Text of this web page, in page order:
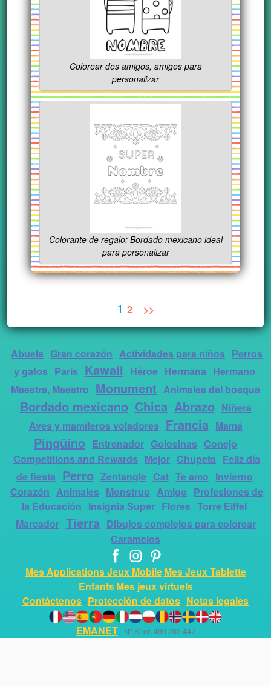
Colorear dos amigos, amigos para
personalizar
Colorante de regalo: Bordado mexicano ideal
para personalizar
1 2 >>
Abuela Gran corazón Actividades para niños Perros
y gatos Paris Kawaii Héroe Hermana Hermano
Maestra, Maestro Monument Animales del bosque
Bordado mexicano Chica Abrazo Niñera
Aves y mamíferos voladores Francia Mamá
Pingüino Entrenador Golosinas Conejo
Competitions and Rewards Mejor Chupeta Feliz día
de fiesta Perro Zentangle Cat Te amo Invierno
Corazón Animales Monstruo Amigo Profesiones de
la Educación Insignia Super Flores Torre Eiffel
Marcador Tierra Dibujos complejos para colorear
Caramelos
Mes Applications Jeux MobileMes Jeux Tablette
EnfantsMes jeux virtuels
Contáctenos- Protección de datos- Notas legales
EMANET- N° Siren 499 702 447